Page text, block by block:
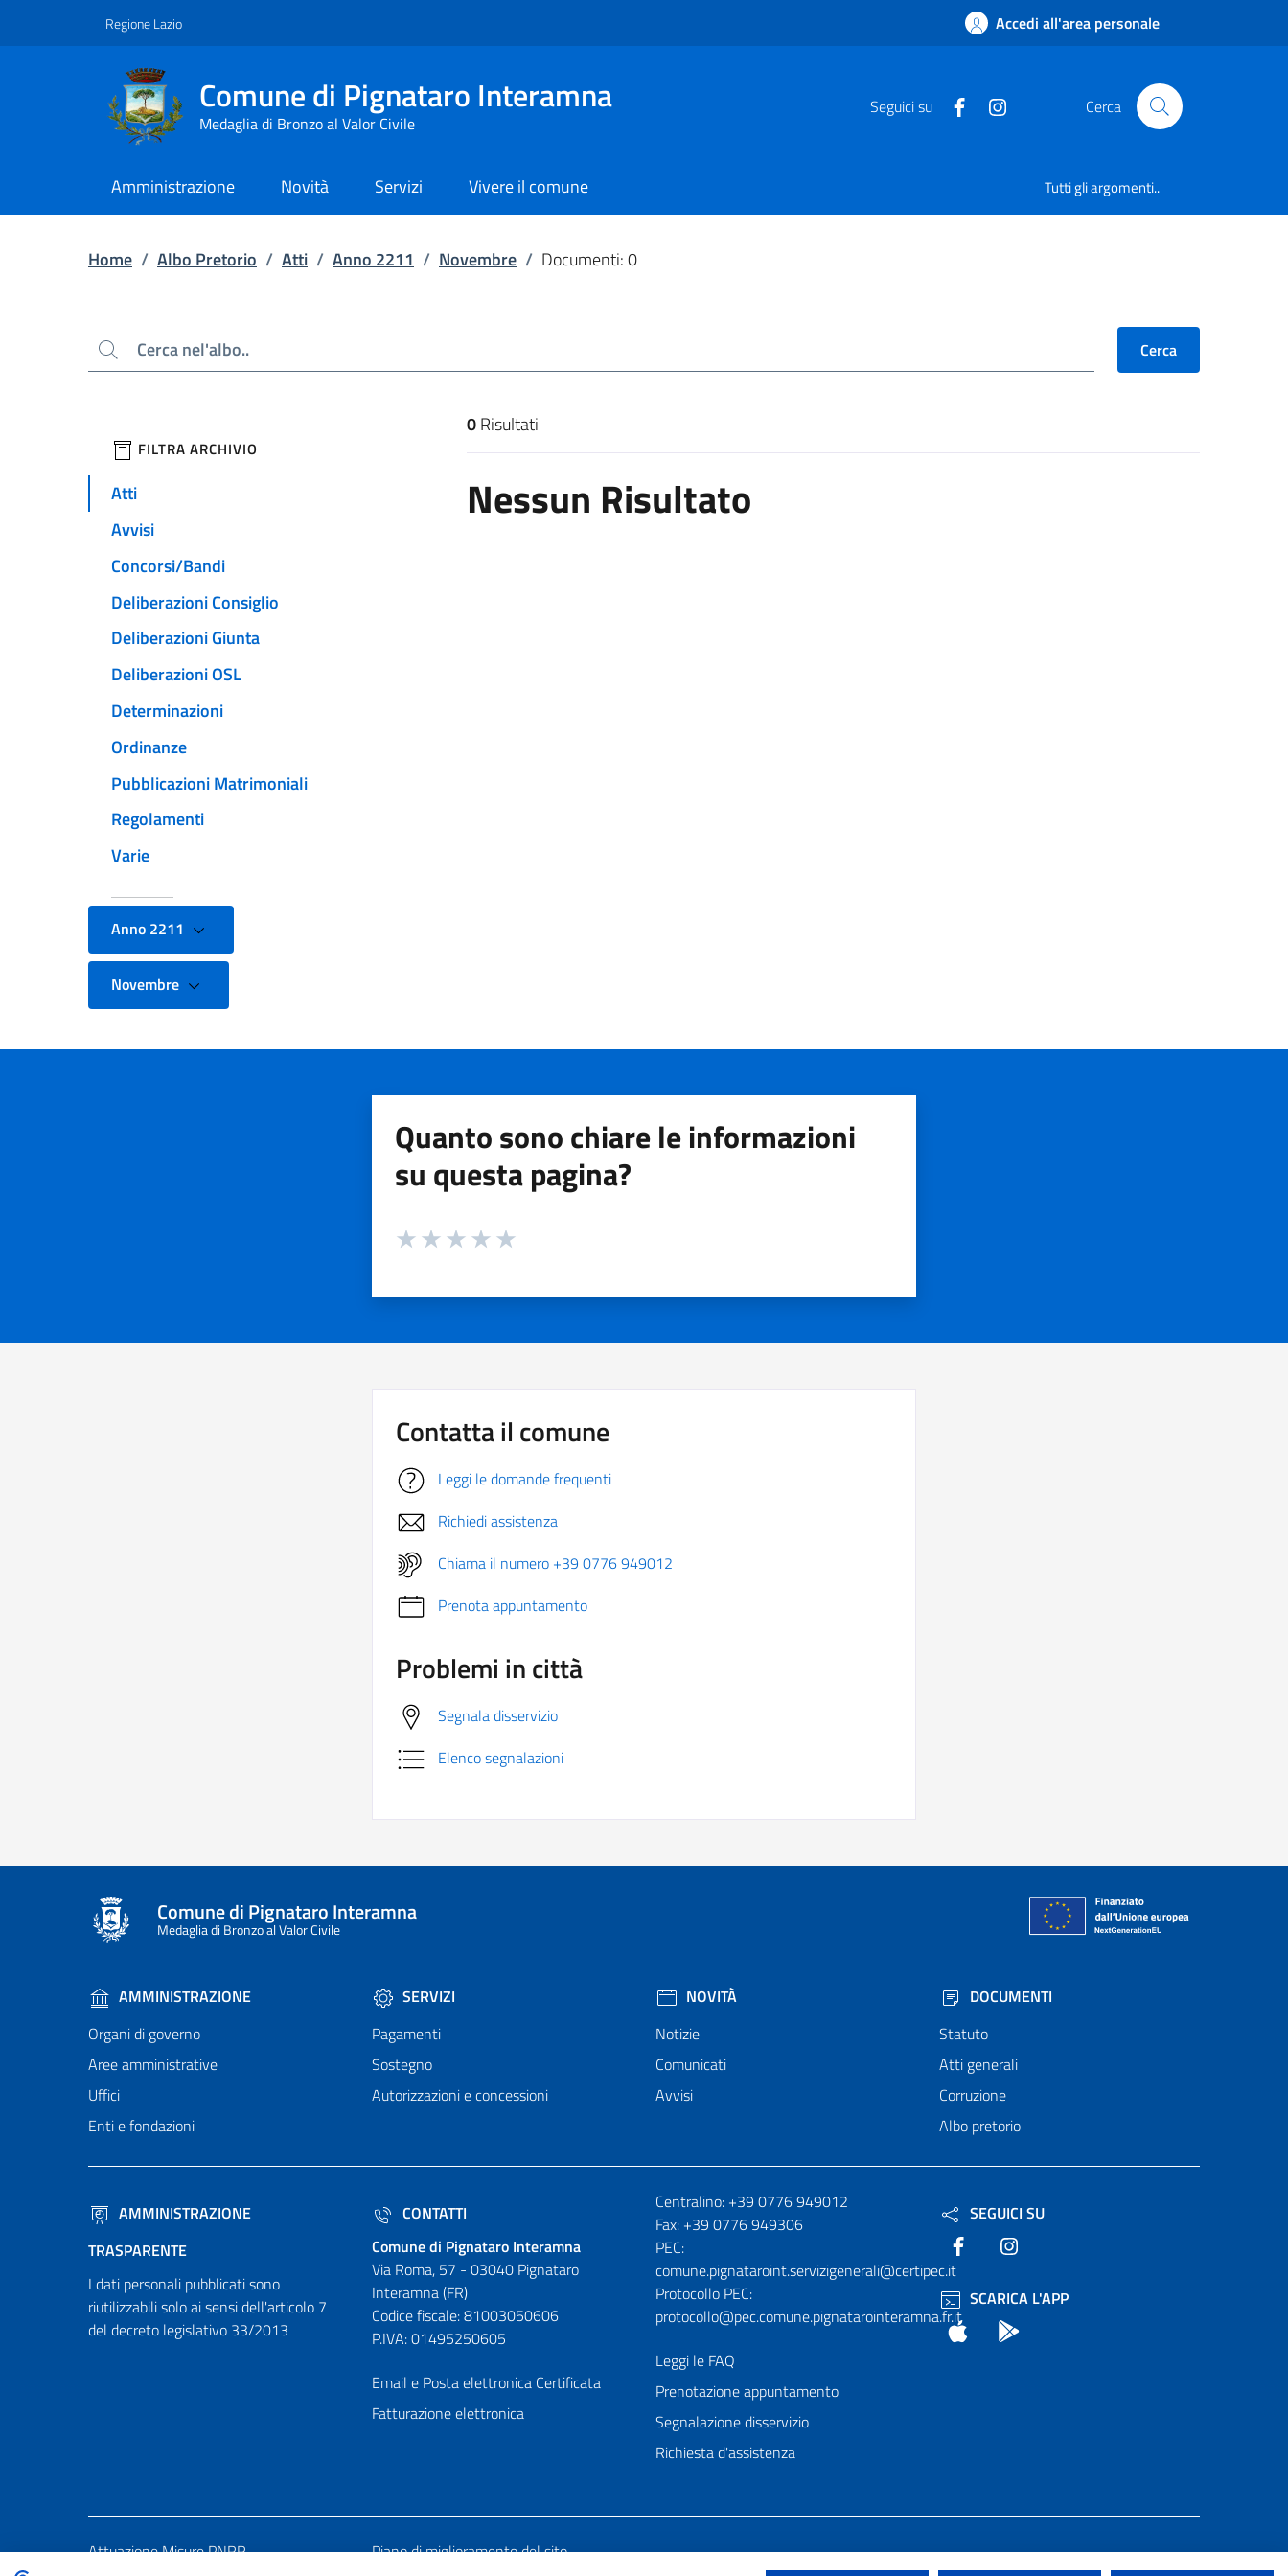
Regione Lazio Accedi all'area personale
Comune di Pignataro Interamna
Medaglia di Bronzo al Valor Civile
Seguici su Cerca
Amministrazione Novità Servizi Vivere il comune Tutti gli argomenti..
Home / Albo Pretorio / Atti / Anno 2211 / Novembre / Documenti: 0
Cerca Cerca
filtri da applicare
FILTRA ARCHIVIO
Atti
Avvisi
Concorsi/Bandi
Deliberazioni Consiglio
Deliberazioni Giunta
Deliberazioni OSL
Determinazioni
Ordinanze
Pubblicazioni Matrimoniali
Regolamenti
Varie
Anno 2211
Novembre
Risultati di ricerca
0Risultati
Nessun Risultato
Quanto sono chiare le informazioni
su questa pagina?
Valuta da 1 a 5 stelle la pagina
Contatta il comune
Leggi le domande frequenti
Richiedi assistenza
Chiama il numero +39 0776 949012
Prenota appuntamento
Problemi in città
Segnala disservizio
Elenco segnalazioni
Comune di Pignataro Interamna
Medaglia di Bronzo al Valor Civile
AMMINISTRAZIONE
Organi di governo
Aree amministrative
Uffici
Enti e fondazioni
SERVIZI
Pagamenti
Sostegno
Autorizzazioni e concessioni
NOVITÀ
Notizie
Comunicati
Avvisi
DOCUMENTI
Statuto
Atti generali
Corruzione
Albo pretorio
AMMINISTRAZIONE
TRASPARENTE
I dati personali pubblicati sono
riutilizzabili solo ai sensi dell'articolo 7
del decreto legislativo 33/2013
CONTATTI
Comune di Pignataro Interamna
Via Roma, 57 - 03040 Pignataro
Interamna (FR)
Codice fiscale: 81003050606
P.IVA: 01495250605
Email e Posta elettronica Certificata
Fatturazione elettronica
Numeri utili
Centralino: +39 0776 949012
Fax: +39 0776 949306
PEC:
comune.pignataroint.servizigenerali@certipec.it
Protocollo PEC:
protocollo@pec.comune.pignatarointeramna.fr.it
Leggi le FAQ
Prenotazione appuntamento
Segnalazione disservizio
Richiesta d'assistenza
SEGUICI SU
Facebook
SCARICA L'APP
App Store
Attuazione Misure PNRR Piano di miglioramento del sito